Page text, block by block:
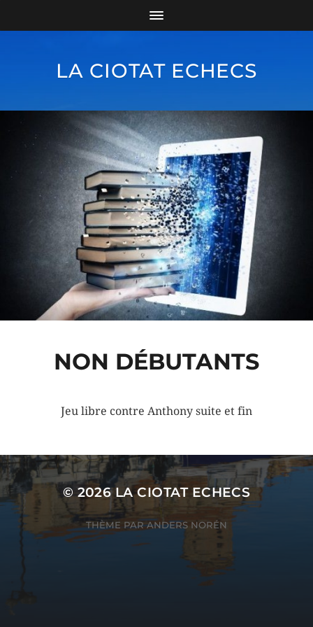
LA CIOTAT ECHECS
NON DÉBUTANTS
Jeu libre contre Anthony suite et fin
© 2026LA CIOTAT ECHECS
THÈME PARANDERS NORÉN